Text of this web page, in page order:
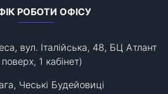
РОБОТИ ОФІСУ
вул. Італійська, 48, БЦ Атлант
1 кабінет)
Чеські Будейовиці